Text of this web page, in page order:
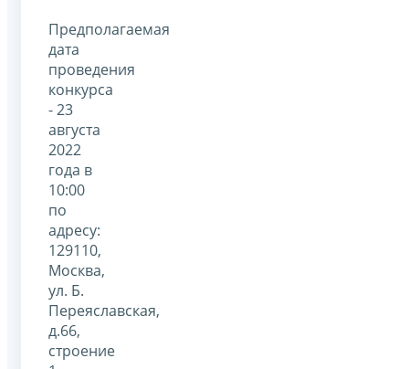
Предполагаемая
дата
проведения
конкурса
- 23
августа
2022
года в
10:00
по
адресу:
129110,
Москва,
ул. Б.
Переяславская,
д.66,
строение